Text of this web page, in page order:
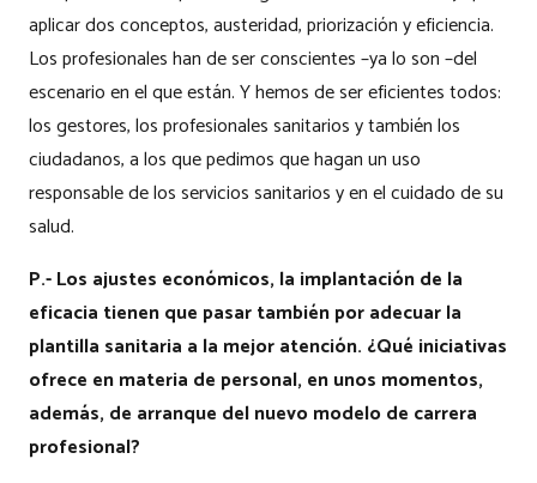
aplicar dos conceptos, austeridad, priorización y eficiencia.
Los profesionales han de ser conscientes –ya lo son –del
escenario en el que están. Y hemos de ser eficientes todos:
los gestores, los profesionales sanitarios y también los
ciudadanos, a los que pedimos que hagan un uso
responsable de los servicios sanitarios y en el cuidado de su
salud.
P.- Los ajustes económicos, la implantación de la
eficacia tienen que pasar también por adecuar la
plantilla sanitaria a la mejor atención. ¿Qué iniciativas
ofrece en materia de personal, en unos momentos,
además, de arranque del nuevo modelo de carrera
profesional?